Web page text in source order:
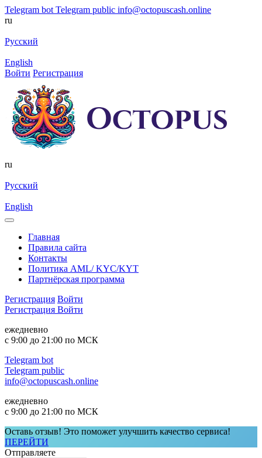
Telegram bot Telegram public info@octopuscash.online
ru
Русский
English
Войти Регистрация
ru
Русский
English
Главная
Правила сайта
Контакты
Политика AML/ KYC/KYT
Партнёрская программа
Регистрация Войти
Регистрация Войти
ежедневно
с 9:00 до 21:00 по МСК
Telegram bot
Telegram public
info@octopuscash.online
ежедневно
с 9:00 до 21:00 по МСК
Оставь отзыв! Это поможет улучшить качество сервиса!
ПЕРЕЙТИ
Отправляете